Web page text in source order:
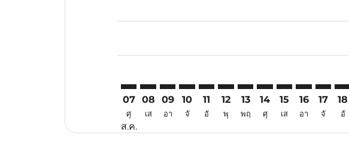
07
ศุ
ส.ค.
08
เส
09
อา
10
จั
11
อั
12
พุ
13
พฤ
14
ศุ
15
เส
16
อา
17
จั
18
อั